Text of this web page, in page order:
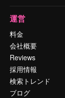
運営
料金
会社概要
Reviews
採用情報
検索トレンド
ブログ